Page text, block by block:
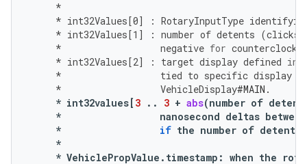
*
* int32Values[0] : RotaryInputType
* int32Values[1 ] : number of detents (clicks
*
negative for
* int32Values[2] : target display defined in
*
tied to specific display
*
VehicleDisplay#MAIN.
* int32values[ 3 .. 3 + abs(number of
*
nanosecond deltas between
*
if the number of detents
*
* VehiclePropValue . timestamp : when the